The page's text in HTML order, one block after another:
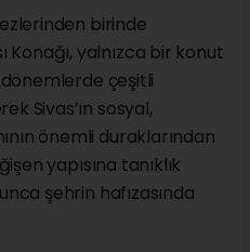
birinde
Konağı, yalnızca bir konut
dönemlerde çeşitli
Sivas’ın sosyal,
önemli duraklarından
yapısına tanıklık
şehrin hafızasında